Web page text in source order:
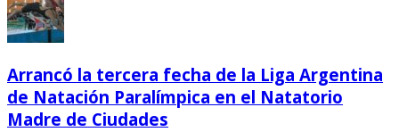
Arrancó la tercera fecha de la Liga Argentina
de Natación Paralímpica en el Natatorio
Madre de Ciudades